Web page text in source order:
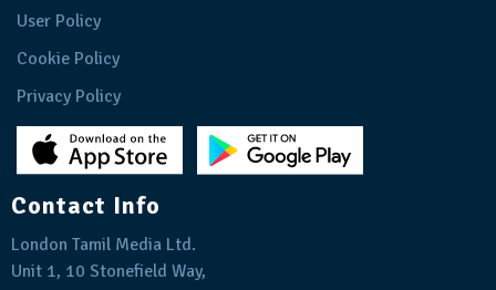
User Policy
Cookie Policy
Privacy Policy
Contact Info
London Tamil Media Ltd.
Unit 1, 10 Stonefield Way,